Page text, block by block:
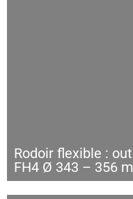
Rodoir flexible :
FH4 Ø 343 – 356